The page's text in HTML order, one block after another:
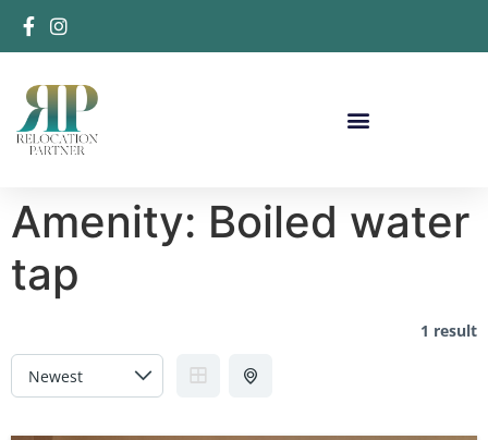
Amenity: Boiled water
tap
1 result